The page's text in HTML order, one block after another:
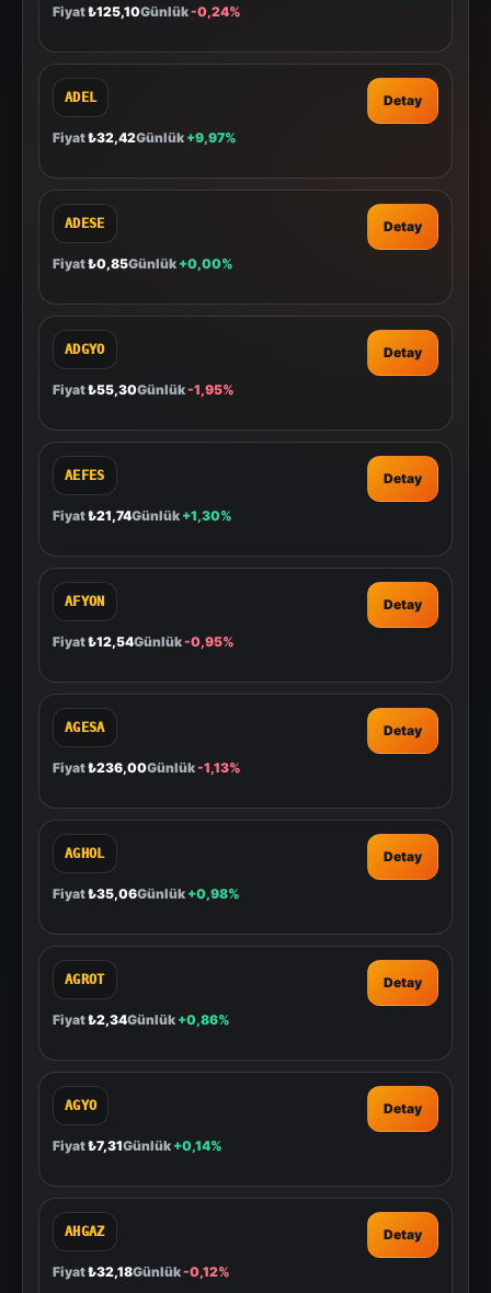
Fiyat₺125,10Günlük-0,24%
ADEL
Fiyat₺32,42Günlük +9,97%
Detay
ADESE
Fiyat₺0,85Günlük +0,00%
Detay
ADGYO
Fiyat₺55,30Günlük-1,95%
Detay
AEFES
Fiyat₺21,74Günlük +1,30%
Detay
AFYON
Fiyat₺12,54Günlük-0,95%
Detay
AGESA
Fiyat₺236,00Günlük-1,13%
Detay
AGHOL
Fiyat₺35,06Günlük +0,98%
Detay
AGROT
Fiyat₺2,34Günlük +0,86%
Detay
AGYO
Fiyat₺7,31Günlük +0,14%
Detay
AHGAZ
Fiyat₺32,18Günlük-0,12%
Detay